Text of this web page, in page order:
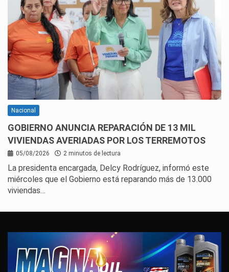
Nacional
GOBIERNO ANUNCIA REPARACIÓN DE 13 MIL
VIVIENDAS AVERIADAS POR LOS TERREMOTOS
05/08/2026 2 minutos de lectura
La presidenta encargada, Delcy Rodríguez, informó este
miércoles que el Gobierno está reparando más de 13.000
viviendas…